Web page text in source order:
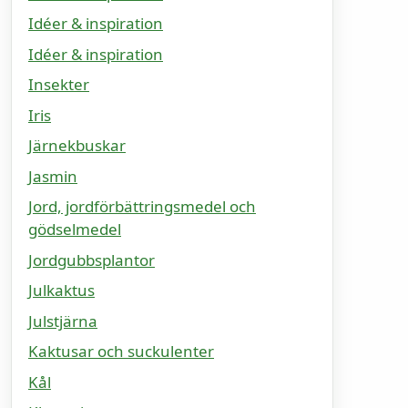
Idéer & inspiration
Idéer & inspiration
Insekter
Iris
Järnekbuskar
Jasmin
Jord, jordförbättringsmedel och
gödselmedel
Jordgubbsplantor
Julkaktus
Julstjärna
Kaktusar och suckulenter
Kål